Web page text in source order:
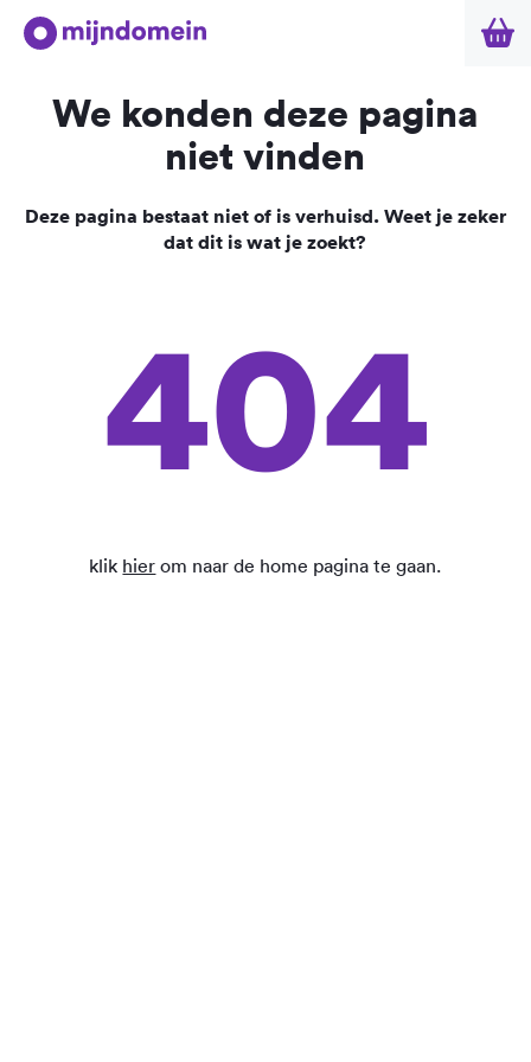
We konden deze pagina
niet vinden
Deze pagina bestaat niet of is verhuisd. Weet je zeker
dat dit is wat je zoekt?
404
klik hier om naar de home pagina te gaan.